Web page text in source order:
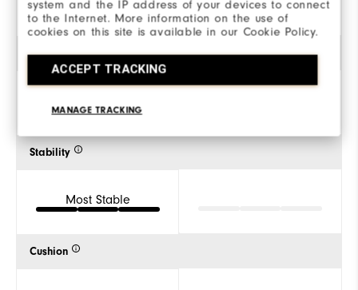
system and the IP address of your devices to connect
to the Internet. More information on the use of
cookies on this site is available in our Cookie Policy.
ACCEPT TRACKING
MANAGE TRACKING
Spiked
Style
Specialty
Stability
Most Stable
Cushion